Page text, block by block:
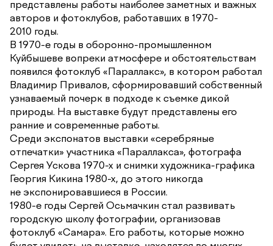
представлены работы наиболее заметных и важных
авторов и фотоклубов, работавших в 1970-
2010 годы.
В 1970-е годы в оборонно-промышленном
Куйбышеве вопреки атмосфере и обстоятельствам
появился фотоклуб «Параллакс», в котором работал
Владимир Привалов, сформировавший собственный
узнаваемый почерк в подходе к съемке дикой
природы. На выставке будут представлены его
ранние и современные работы.
Среди экспонатов выставки «серебряные
отпечатки» участника «Параллакса», фотографа
Сергея Ускова 1970-х и снимки художника-графика
Георгия Кикина 1980-х, до этого никогда
не экспонировавшиеся в России.
1980-е годы Сергей Осьмачкин стал развивать
городскую школу фотографии, организовав
фотоклуб «Самара». Его работы, которые можно